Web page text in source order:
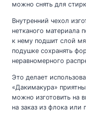
можно снять для
Внутренний чехол
нетканого материала
к нему подшит слой
подушке сохранять
неравномерного
Это делает
«Дакимакура»
можно изготовить на
на заказ из флока или